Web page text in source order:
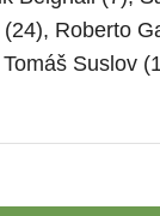
Roberto
Suslov